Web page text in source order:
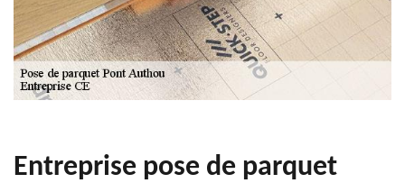
Entreprise pose de parquet